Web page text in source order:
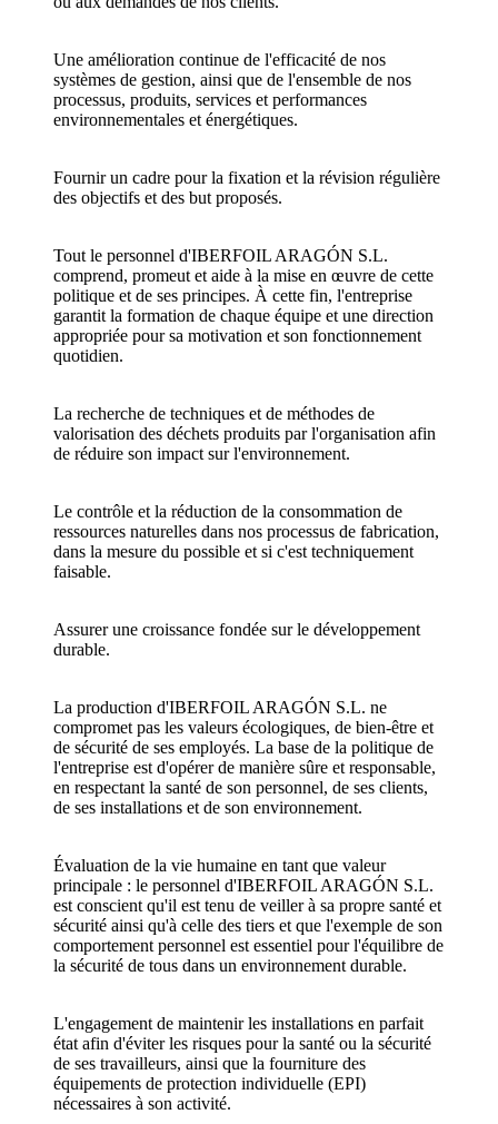
Une amélioration continue de l'efficacité de nos
systèmes de gestion, ainsi que de l'ensemble de nos
processus, produits, services et performances
environnementales et énergétiques.
Fournir un cadre pour la fixation et la révision régulière
des objectifs et des but proposés.
Tout le personnel d'IBERFOIL ARAGÓN S.L.
comprend, promeut et aide à la mise en œuvre de cette
politique et de ses principes. À cette fin, l'entreprise
garantit la formation de chaque équipe et une direction
appropriée pour sa motivation et son fonctionnement
quotidien.
La recherche de techniques et de méthodes de
valorisation des déchets produits par l'organisation afin
de réduire son impact sur l'environnement.
Le contrôle et la réduction de la consommation de
ressources naturelles dans nos processus de fabrication,
dans la mesure du possible et si c'est techniquement
faisable.
Assurer une croissance fondée sur le développement
durable.
La production d'IBERFOIL ARAGÓN S.L. ne
compromet pas les valeurs écologiques, de bien-être et
de sécurité de ses employés. La base de la politique de
l'entreprise est d'opérer de manière sûre et responsable,
en respectant la santé de son personnel, de ses clients,
de ses installations et de son environnement.
Évaluation de la vie humaine en tant que valeur
principale : le personnel d'IBERFOIL ARAGÓN S.L.
est conscient qu'il est tenu de veiller à sa propre santé et
sécurité ainsi qu'à celle des tiers et que l'exemple de son
comportement personnel est essentiel pour l'équilibre de
la sécurité de tous dans un environnement durable.
L'engagement de maintenir les installations en parfait
état afin d'éviter les risques pour la santé ou la sécurité
de ses travailleurs, ainsi que la fourniture des
équipements de protection individuelle (EPI)
nécessaires à son activité.